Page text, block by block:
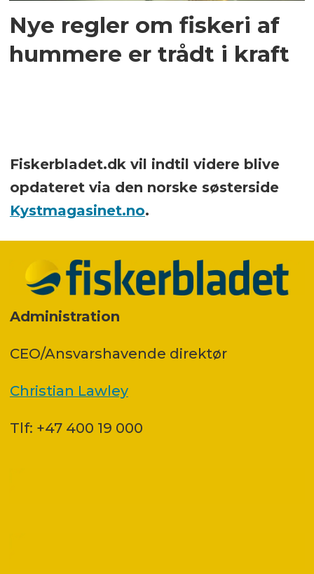
Nye regler om fiskeri af
hummere er trådt i kraft
Fiskerbladet.dk vil indtil videre blive
opdateret via den norske søsterside
Kystmagasinet.no.
Administration
CEO/Ansvarshavende direktør
Christian Lawley
Tlf: +47 400 19 000